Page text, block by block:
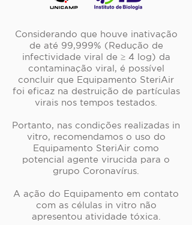
Considerando que houve inativação
de até 99,999% (Redução de
infectividade viral de ≥ 4 log) da
contaminação viral, é possível
concluir que Equipamento SteriAir
foi eficaz na destruição de partículas
virais nos tempos testados.
Portanto, nas condições realizadas in
vitro, recomendamos o uso do
Equipamento SteriAir como
potencial agente virucida para o
grupo Coronavírus.
A ação do Equipamento em contato
com as células in vitro não
apresentou atividade tóxica.